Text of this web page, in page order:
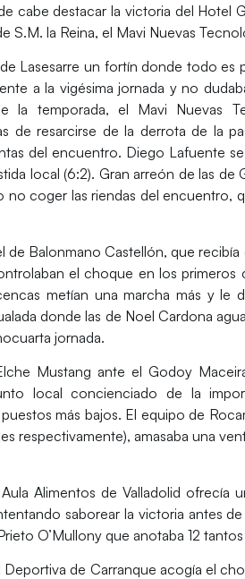
cabe destacar la victoria del Hotel
S.M. la Reina, el Mavi Nuevas
Lasesarre un fortín donde todo es
a la vigésima jornada y no
la temporada, el Mavi Nuevas
de resarcirse de la derrota de la
del encuentro. Diego Lafuente
local (6:2). Gran arreón de las
no coger las riendas del encuentro,
de Balonmano Castellón, que recibía
el choque en los primeros
metían una marcha más y le
donde las de Noel Cardona
jornada.
Mustang ante el Godoy
local concienciado de la
más bajos. El equipo de
respectivamente), amasaba una
Aula Alimentos de Valladolid ofrecía
saborear la victoria antes
O’Mullony que anotaba 12
Deportiva de Carranque acogía el